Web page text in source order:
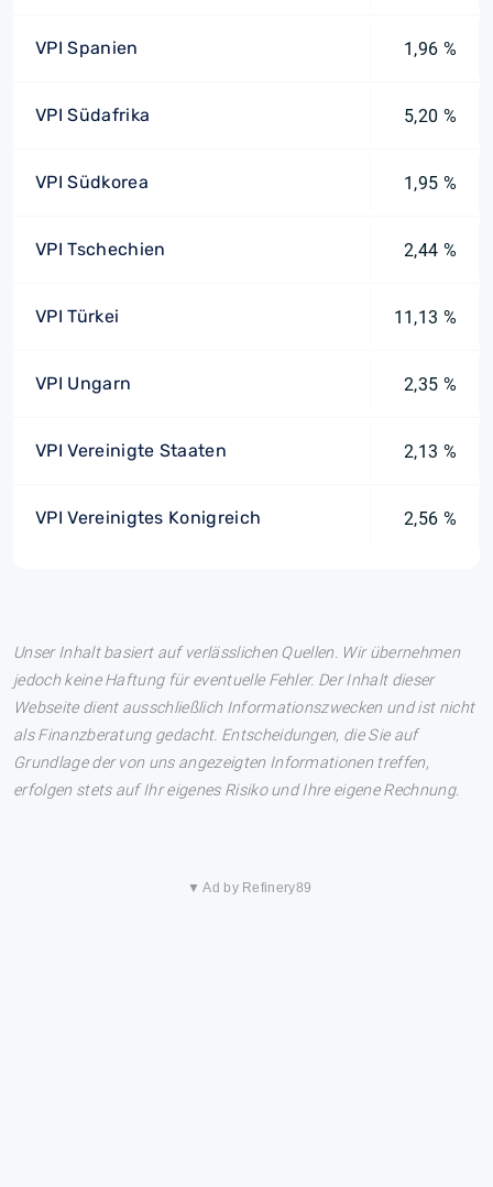
VPI Spanien 1,96 %
VPI Südafrika 5,20 %
VPI Südkorea 1,95 %
VPI Tschechien 2,44 %
VPI Türkei 11,13 %
VPI Ungarn 2,35 %
VPI Vereinigte Staaten 2,13 %
VPI Vereinigtes Konigreich 2,56 %
Unser Inhalt basiert auf verlässlichen Quellen. Wir übernehmen
jedoch keine Haftung für eventuelle Fehler. Der Inhalt dieser
Webseite dient ausschließlich Informationszwecken und ist nicht
als Finanzberatung gedacht. Entscheidungen, die Sie auf
Grundlage der von uns angezeigten Informationen treffen,
erfolgen stets auf Ihr eigenes Risiko und Ihre eigene Rechnung.
▼ Ad by Refinery89